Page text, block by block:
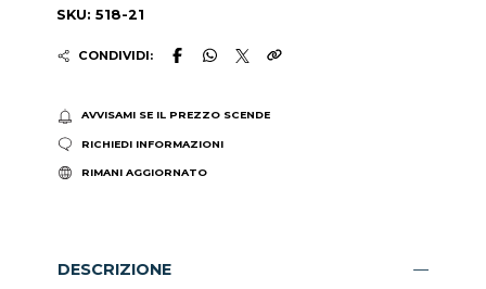
SKU: 518-21
CONDIVIDI:
AVVISAMI SE IL PREZZO SCENDE
RICHIEDI INFORMAZIONI
RIMANI AGGIORNATO
DESCRIZIONE